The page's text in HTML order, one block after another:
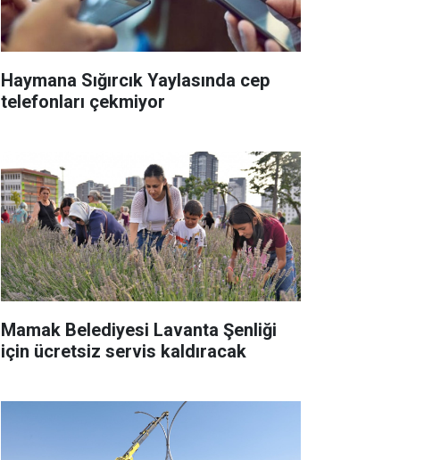
Haymana Sığırcık Yaylasında cep
telefonları çekmiyor
Mamak Belediyesi Lavanta Şenliği
için ücretsiz servis kaldıracak